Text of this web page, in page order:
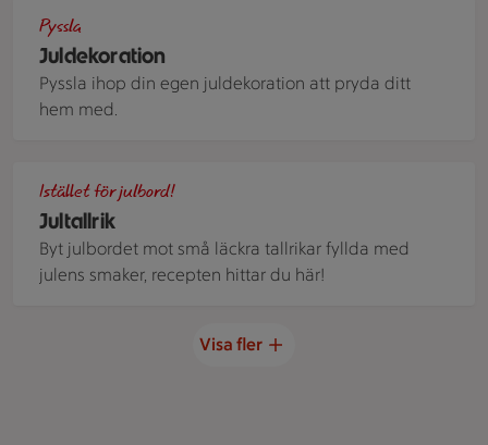
Juldekoration
Pyssla
Pyssla ihop din egen juldekoration att pryda ditt
hem med.
Jultallrik
Istället för julbord!
Byt julbordet mot små läckra tallrikar fyllda med
julens smaker, recepten hittar du här!
Visa fler